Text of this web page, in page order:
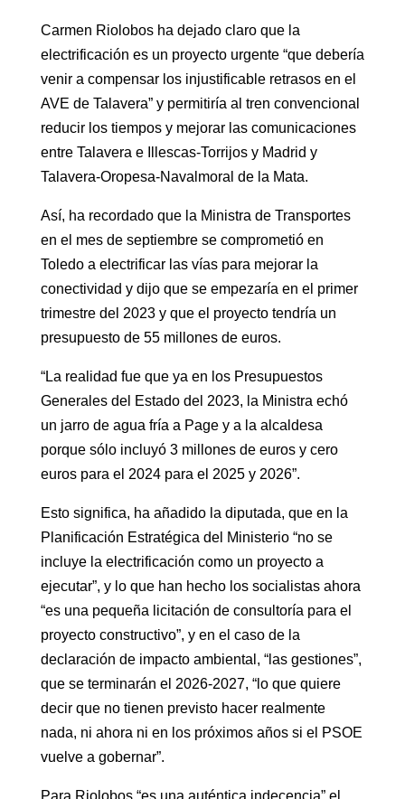
Carmen Riolobos ha dejado claro que la
electrificación es un proyecto urgente “que debería
venir a compensar los injustificable retrasos en el
AVE de Talavera” y permitiría al tren convencional
reducir los tiempos y mejorar las comunicaciones
entre Talavera e Illescas-Torrijos y Madrid y
Talavera-Oropesa-Navalmoral de la Mata.
Así, ha recordado que la Ministra de Transportes
en el mes de septiembre se comprometió en
Toledo a electrificar las vías para mejorar la
conectividad y dijo que se empezaría en el primer
trimestre del 2023 y que el proyecto tendría un
presupuesto de 55 millones de euros.
“La realidad fue que ya en los Presupuestos
Generales del Estado del 2023, la Ministra echó
un jarro de agua fría a Page y a la alcaldesa
porque sólo incluyó 3 millones de euros y cero
euros para el 2024 para el 2025 y 2026”.
Esto significa, ha añadido la diputada, que en la
Planificación Estratégica del Ministerio “no se
incluye la electrificación como un proyecto a
ejecutar”, y lo que han hecho los socialistas ahora
“es una pequeña licitación de consultoría para el
proyecto constructivo”, y en el caso de la
declaración de impacto ambiental, “las gestiones”,
que se terminarán el 2026-2027, “lo que quiere
decir que no tienen previsto hacer realmente
nada, ni ahora ni en los próximos años si el PSOE
vuelve a gobernar”.
Para Riolobos “es una auténtica indecencia” el